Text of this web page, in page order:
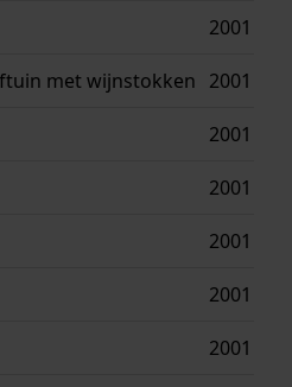
2001
met wijnstokken 2001
2001
2001
2001
2001
2001